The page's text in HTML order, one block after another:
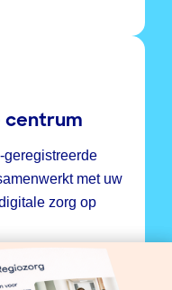
geregistreerde
met uw
zorg op